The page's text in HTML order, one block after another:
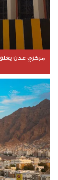
مركزي عدن